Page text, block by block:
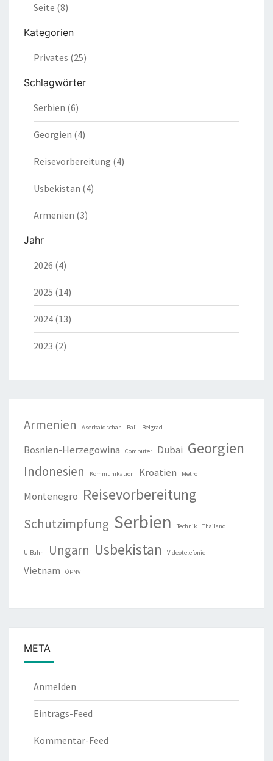
Seite (8)
Kategorien
Privates (25)
Schlagwörter
Serbien (6)
Georgien (4)
Reisevorbereitung (4)
Usbekistan (4)
Armenien (3)
Jahr
2026 (4)
2025 (14)
2024 (13)
2023 (2)
Armenien Aserbaidschan Bali Belgrad
Bosnien-Herzegowina Computer Dubai Georgien
Indonesien Kommunikation Kroatien Metro
Montenegro Reisevorbereitung
Schutzimpfung Serbien Technik Thailand
U-Bahn Ungarn Usbekistan Videotelefonie
Vietnam ÖPNV
META
Anmelden
Eintrags-Feed
Kommentar-Feed